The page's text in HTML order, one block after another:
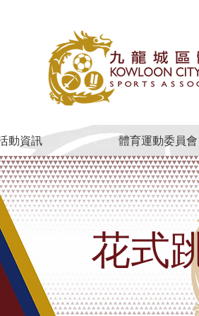
動資訊 體育運動委員會
花式